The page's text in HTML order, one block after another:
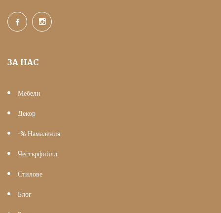
ЗА НАС
Мебели
Декор
-% Намаления
Честърфийлд
Стилове
Блог